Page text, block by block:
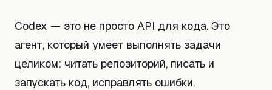
Codex — это не просто API для кода. Это
агент, который умеет выполнять задачи
целиком: читать репозиторий, писать и
запускать код, исправлять ошибки.